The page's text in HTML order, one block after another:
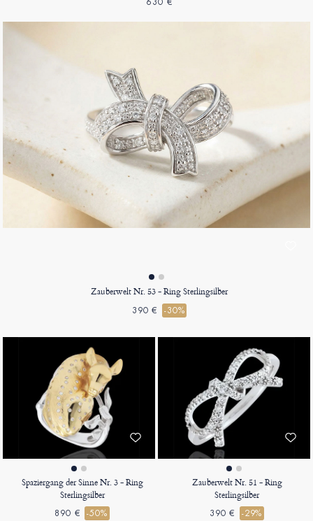
Zauberwelt Nr. 53 - Ring Sterlingsilber
390 € -30%
Spaziergang der Sinne Nr. 3 - Ring
Sterlingsilber
890 € -50%
Zauberwelt Nr. 51 - Ring
Sterlingsilber
390 € -29%